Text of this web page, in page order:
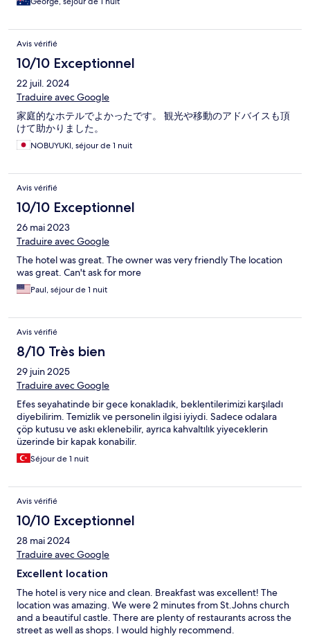
Avis vérifié
10/10 Exceptionnel
22 juil. 2024
Traduire avec Google
家庭的なホテルでよかったです。 観光や移動のアドバイスも頂
けて助かりました。
NOBUYUKI, séjour de 1 nuit
Avis vérifié
10/10 Exceptionnel
26 mai 2023
Traduire avec Google
The hotel was great. The owner was very friendly The location
was great. Can't ask for more
Paul, séjour de 1 nuit
Avis vérifié
8/10 Très bien
29 juin 2025
Traduire avec Google
Efes seyahatinde bir gece konakladık, beklentilerimizi karşıladı
diyebilirim. Temizlik ve personelin ilgisi iyiydi. Sadece odalara
çöp kutusu ve askı eklenebilir, ayrıca kahvaltılık yiyeceklerin
üzerinde bir kapak konabilir.
Séjour de 1 nuit
Avis vérifié
10/10 Exceptionnel
28 mai 2024
Traduire avec Google
Excellent location
The hotel is very nice and clean. Breakfast was excellent! The
location was amazing. We were 2 minutes from St.Johns church
and a beautiful castle. There are plenty of restaurants across the
street as well as shops. I would highly recommend.